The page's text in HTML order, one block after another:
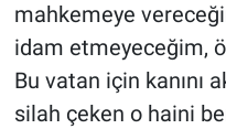
mahkemeye
idam etmeyeceğim,
Bu vatan için kanını
silah çeken o haini